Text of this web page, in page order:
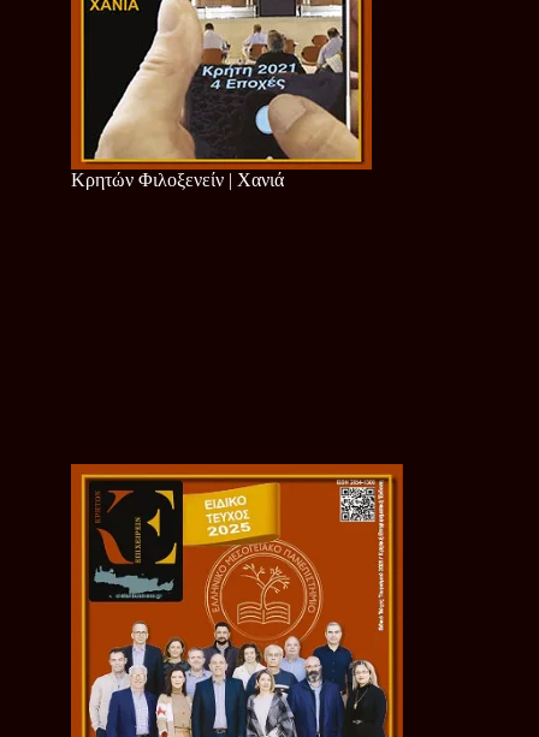
Κρητών Φιλοξενείν | Χανιά